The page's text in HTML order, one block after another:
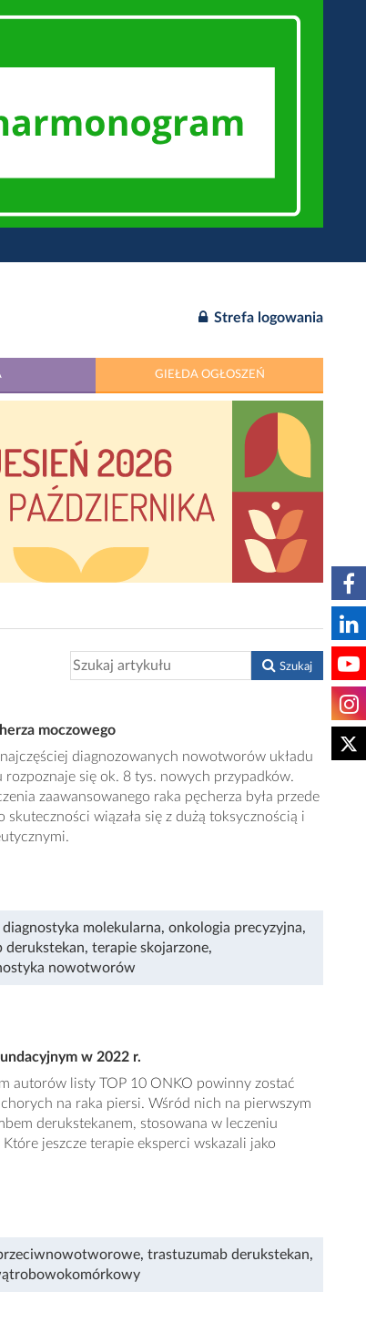
Strefa logowania
GIEŁDA OGŁOSZEŃ
Szukaj
moczowego
diagnozowanych nowotworów układu
się ok. 8 tys. nowych przypadków.
zaawansowanego raka pęcherza była przede
wiązała się z dużą toksycznością i
diagnostyka molekularna, onkologia precyzyjna,
derukstekan, terapie skojarzone,
nowotworów
w 2022 r.
autorów listy TOP 10 ONKO powinny zostać
na raka piersi. Wśród nich na pierwszym
derukstekanem, stosowana w leczeniu
jeszcze terapie eksperci wskazali jako
, trastuzumab derukstekan,